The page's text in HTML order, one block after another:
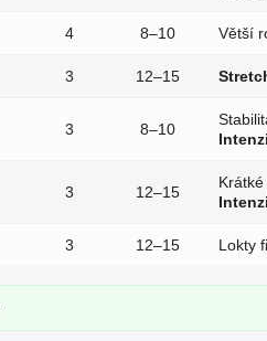
4 8–10 Větší
3 12–15
3 8–10
3 12–15
3 12–15 Lokty